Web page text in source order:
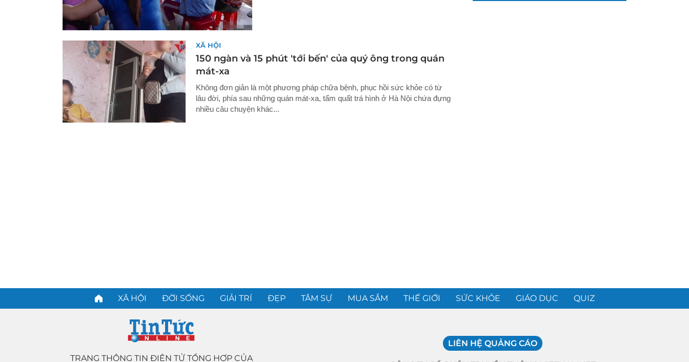
XÃ HỘI
150 ngàn và 15 phút 'tới bến' của quý ông trong quán
mát-xa
Không đơn giản là một phương pháp chữa bệnh, phục hồi sức khỏe có từ
lâu đời, phía sau những quán mát-xa, tẩm quất trá hình ở Hà Nội chứa đựng
nhiều câu chuyện khác...
XÃ HỘI ĐỜI SỐNG GIẢI TRÍ ĐẸP TÂM SỰ MUA SẮM THẾ GIỚI SỨC KHỎE GIÁO DỤC QUIZ
TRANG THÔNG TIN ĐIỆN TỬ TỔNG HỢP CỦA
LIÊN HỆ QUẢNG CÁO